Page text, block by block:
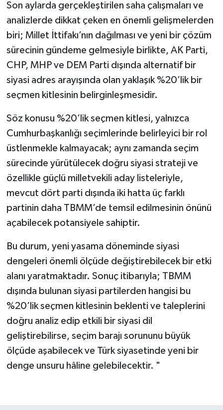
Son aylarda gerçekleştirilen saha çalışmaları ve
analizlerde dikkat çeken en önemli gelişmelerden
biri; Millet İttifakı’nın dağılması ve yeni bir çözüm
sürecinin gündeme gelmesiyle birlikte, AK Parti,
CHP, MHP ve DEM Parti dışında alternatif bir
siyasi adres arayışında olan yaklaşık %20’lik bir
seçmen kitlesinin belirginleşmesidir.
Söz konusu %20’lik seçmen kitlesi, yalnızca
Cumhurbaşkanlığı seçimlerinde belirleyici bir rol
üstlenmekle kalmayacak; aynı zamanda seçim
sürecinde yürütülecek doğru siyasi strateji ve
özellikle güçlü milletvekili aday listeleriyle,
mevcut dört parti dışında iki hatta üç farklı
partinin daha TBMM’de temsil edilmesinin önünü
açabilecek potansiyele sahiptir.
Bu durum, yeni yasama döneminde siyasi
dengeleri önemli ölçüde değiştirebilecek bir etki
alanı yaratmaktadır. Sonuç itibarıyla; TBMM
dışında bulunan siyasi partilerden hangisi bu
%20’lik seçmen kitlesinin beklenti ve taleplerini
doğru analiz edip etkili bir siyasi dil
geliştirebilirse, seçim barajı sorununu büyük
ölçüde aşabilecek ve Türk siyasetinde yeni bir
denge unsuru hâline gelebilecektir. "